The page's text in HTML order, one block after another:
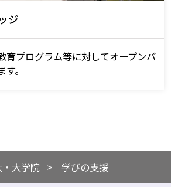
ジ
育プログラム等に対してオープンバ
。
大学院 学びの支援